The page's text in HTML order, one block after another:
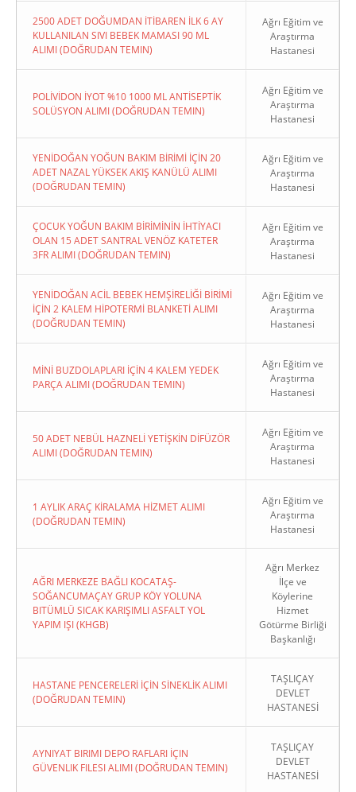
2500 ADET DOĞUMDAN İTİBAREN İLK 6 AY
KULLANILAN SIVI BEBEK MAMASI 90 ML
ALIMI (DOĞRUDAN TEMIN)
Ağrı Eğitim ve
Araştırma
Hastanesi
POLİVİDON İYOT %10 1000 ML ANTİSEPTİK
SOLÜSYON ALIMI (DOĞRUDAN TEMIN)
Ağrı Eğitim ve
Araştırma
Hastanesi
YENİDOĞAN YOĞUN BAKIM BİRİMİ İÇİN 20
ADET NAZAL YÜKSEK AKIŞ KANÜLÜ ALIMI
(DOĞRUDAN TEMIN)
Ağrı Eğitim ve
Araştırma
Hastanesi
ÇOCUK YOĞUN BAKIM BİRİMİNİN İHTİYACI
OLAN 15 ADET SANTRAL VENÖZ KATETER
3FR ALIMI (DOĞRUDAN TEMIN)
Ağrı Eğitim ve
Araştırma
Hastanesi
YENİDOĞAN ACİL BEBEK HEMŞİRELİĞİ BİRİMİ
İÇİN 2 KALEM HİPOTERMİ BLANKETİ ALIMI
(DOĞRUDAN TEMIN)
Ağrı Eğitim ve
Araştırma
Hastanesi
MİNİ BUZDOLAPLARI İÇİN 4 KALEM YEDEK
PARÇA ALIMI (DOĞRUDAN TEMIN)
Ağrı Eğitim ve
Araştırma
Hastanesi
50 ADET NEBÜL HAZNELİ YETİŞKİN DİFÜZÖR
ALIMI (DOĞRUDAN TEMIN)
Ağrı Eğitim ve
Araştırma
Hastanesi
1 AYLIK ARAÇ KİRALAMA HİZMET ALIMI
(DOĞRUDAN TEMIN)
Ağrı Eğitim ve
Araştırma
Hastanesi
AĞRI MERKEZE BAĞLI KOCATAŞ-
SOĞANCUMAÇAY GRUP KÖY YOLUNA
BITÜMLÜ SICAK KARIŞIMLI ASFALT YOL
YAPIM IŞI (KHGB)
Ağrı Merkez
İlçe ve
Köylerine
Hizmet
Götürme Birliği
Başkanlığı
HASTANE PENCERELERİ İÇİN SİNEKLİK ALIMI
(DOĞRUDAN TEMIN)
TAŞLIÇAY
DEVLET
HASTANESİ
AYNIYAT BIRIMI DEPO RAFLARI İÇIN
GÜVENLIK FILESI ALIMI (DOĞRUDAN TEMIN)
TAŞLIÇAY
DEVLET
HASTANESİ